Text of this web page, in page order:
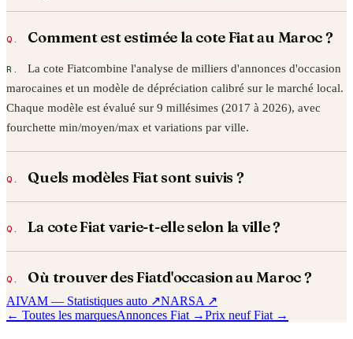
Comment est estimée la coteFiatau Maroc ?
La coteFiatcombine l'analyse de milliers d'annonces d'occasion
marocaines et un modèle de dépréciation calibré sur le marché local.
Chaque modèle est évalué sur 9 millésimes (2017 à 2026), avec
fourchette min/moyen/max et variations par ville.
Quels modèles Fiatsont suivis ?
La coteFiatvarie-t-elle selon la ville ?
Où trouver desFiatd'occasion au Maroc ?
AIVAM — Statistiques auto ↗NARSA ↗
← Toutes les marquesAnnonces Fiat →Prix neufFiat →